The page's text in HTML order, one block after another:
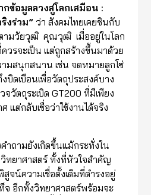
กข้อมูลลวงสู่โลกเสมือน :
งร่วม” ว่า สังคมไทยเคยชินกับ
ตามวัยวุฒิ คุณวุฒิ เมื่ออยู่ในโลก
วรจะเป็น แต่ถูกสร้างขึ้นมาด้วย
ามสนุกสนาน เช่น จดหมายลูกโซ่
บิดเบือนเพื่อวัตถุประสงค์บาง
จวัตถุระเบิด GT200 ที่มีเพียง
แต่กลับเชื่อว่าใช้งานได้จริง
ำถามยังเกิดขึ้นแม้กระทั่งใน
ทยาศาสตร์ ทั้งที่หัวใจสำคัญ
จน์ความเชื่อดั้งเดิมที่ดำรงอยู่
จ อีกทั้งวิทยาศาสตร์พร้อมจะ